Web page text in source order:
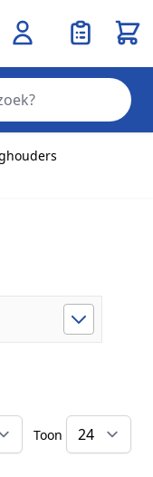
Sorteer op
Toon